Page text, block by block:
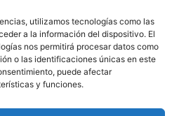
utilizamos tecnologías como las
a la información del dispositivo. El
nos permitirá procesar datos como
o las identificaciones únicas en este
puede afectar
y funciones.
Telegram